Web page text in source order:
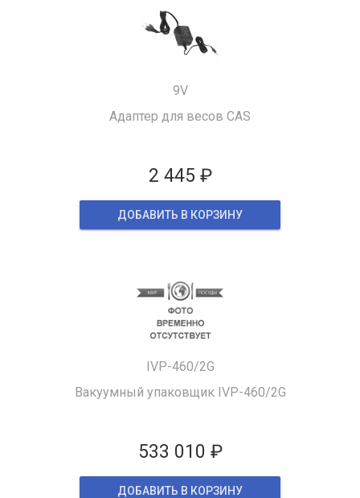
9V
Адаптер для весов CAS
2 445 ₽
ДОБАВИТЬ В КОРЗИНУ
IVP-460/2G
Вакуумный упаковщик IVP-460/2G
533 010 ₽
ДОБАВИТЬ В КОРЗИНУ